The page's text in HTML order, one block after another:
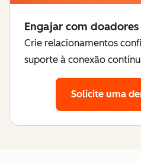
Engajar com doadores
Crie relacionamentos
suporte à conexão
Solicite uma